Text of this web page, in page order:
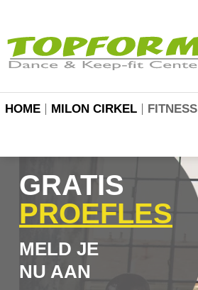
HOME MILON CIRKEL FITNESS
GRATIS
PROEFLES
MELD JE
NU AAN